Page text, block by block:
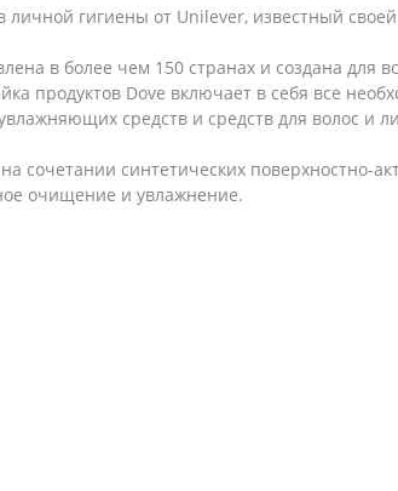
личной гигиены от Unilever, известный
в более чем 150 странах и создана
продуктов Dove включает в себя все
средств и средств для волос и
сочетании синтетических поверхностно-
очищение и увлажнение.